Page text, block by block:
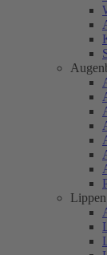
Lippen